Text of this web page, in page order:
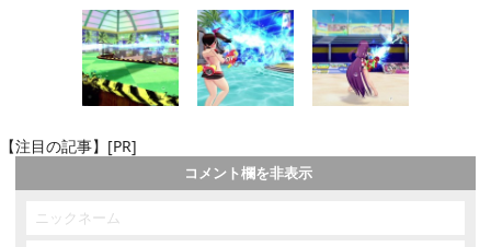
【注目の記事】[PR]
コメント欄を非表示